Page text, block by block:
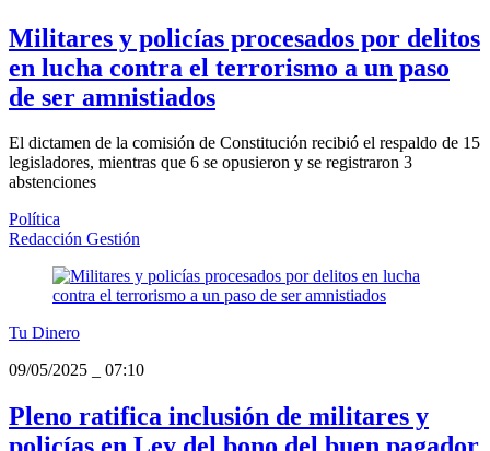
Militares y policías procesados por delitos
en lucha contra el terrorismo a un paso
de ser amnistiados
El dictamen de la comisión de Constitución recibió el respaldo de 15
legisladores, mientras que 6 se opusieron y se registraron 3
abstenciones
Política
Redacción Gestión
Tu Dinero
09/05/2025
07:10
Pleno ratifica inclusión de militares y